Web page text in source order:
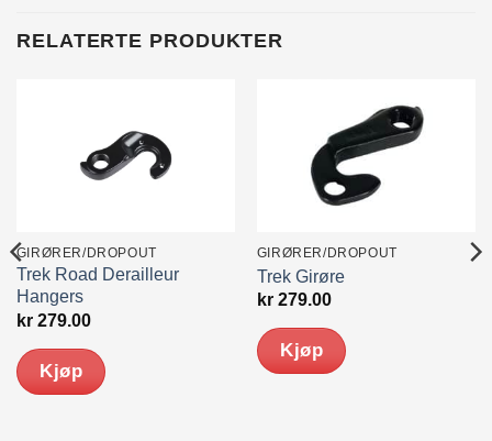
RELATERTE PRODUKTER
GIRØRER/DROPOUT
Trek Road Derailleur
Hangers
kr279.00
Kjøp
GIRØRER/DROPOUT
Trek Girøre
kr279.00
Kjøp